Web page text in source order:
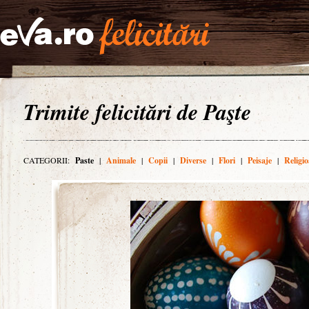
Trimite felicitări de Paşte
CATEGORII: Paste | Animale | Copii | Diverse | Flori | Peisaje |